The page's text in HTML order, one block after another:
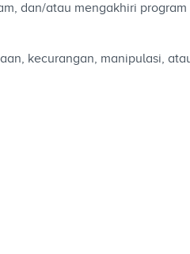
dan/atau mengakhiri
kecurangan, manipulasi,